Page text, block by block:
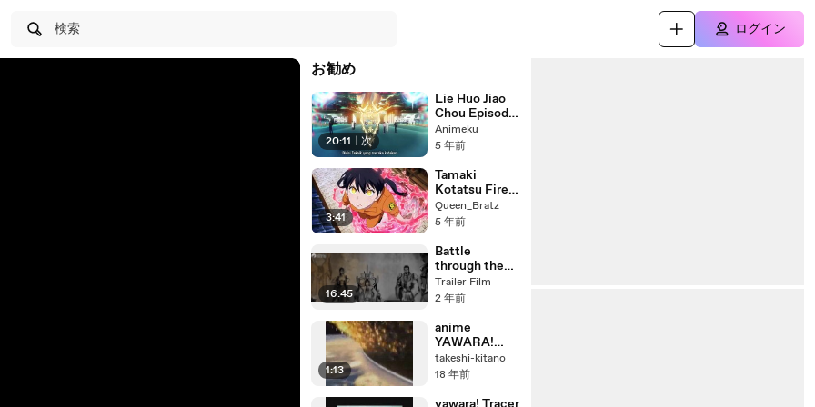
検索 ログイン
お勧め
20:11 次
Lie Huo Jiao
Chou Episode
01 Subtitle
Indonesia
Animeku
5 年前
3:41
Tamaki
Kotatsu Fire
Power
Queen_Bratz
5 年前
16:45
Battle
through the
Heavens
season 5
sub indo
Trailer Film
2 年前
1:13
anime
YAWARA!
Geocide
takeshi-kitano
18 年前